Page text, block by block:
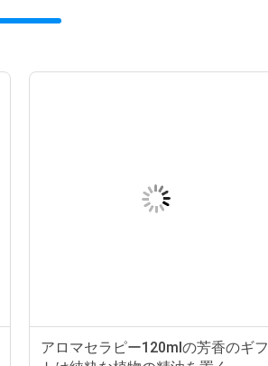
アロマセラピー120mlの芳香のギフ